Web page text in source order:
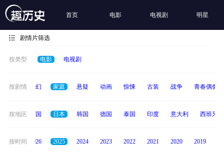
首页 电影 电视剧 明星
剧情片筛选
按类型 电影 电视剧
按剧情
经典 科幻 家庭 悬疑 动画 惊悚 古装 战争 青春偶像
按地区
法国 英国 日本 韩国 德国 泰国 印度 意大利 西班牙
按时间
全部 2026 2025 2024 2023 2022 2021 2020 2019